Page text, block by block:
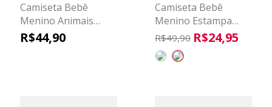
Camiseta Bebê
Menino Animais
Radicais Elian Azul
R$44,90
Camiseta Bebê
Menino Estampa
Animais Elian Verde
R$49,90 R$24,95